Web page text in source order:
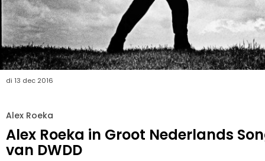
di 13 dec 2016
Alex Roeka
Alex Roeka in Groot Nederlands
van DWDD